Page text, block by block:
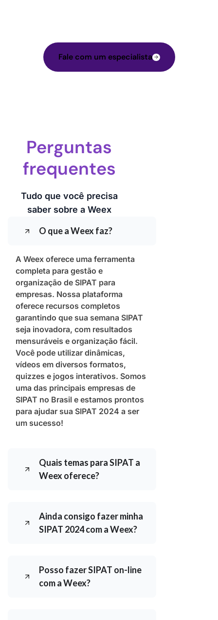
Fale com um especialista
Perguntas
frequentes
Tudo que você precisa
saber sobre a Weex
O que a Weex faz?
A Weex oferece uma ferramenta
completa para gestão e
organização de SIPAT para
empresas. Nossa plataforma
oferece recursos completos
garantindo que sua semana SIPAT
seja inovadora, com resultados
mensuráveis e organização fácil.
Você pode utilizar dinâmicas,
vídeos em diversos formatos,
quizzes e jogos interativos. Somos
uma das principais empresas de
SIPAT no Brasil e estamos prontos
para ajudar sua SIPAT 2024 a ser
um sucesso!
Quais temas para SIPAT a
Weex oferece?
Ainda consigo fazer minha
SIPAT 2024 com a Weex?
Posso fazer SIPAT on-line
com a Weex?